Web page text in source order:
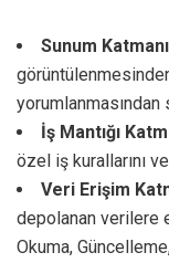
Sunum
yorumlanmasından
İş Mantığı
özel iş kurallarını ve
Veri Erişim
depolanan verilere
Okuma,